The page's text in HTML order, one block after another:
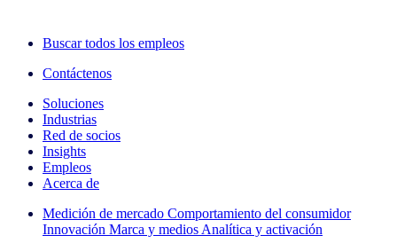
Buscar todos los empleos
Contáctenos
Soluciones
Industrias
Red de socios
Insights
Empleos
Acerca de
Medición de mercado Comportamiento del consumidor
Innovación Marca y medios Analítica y activación